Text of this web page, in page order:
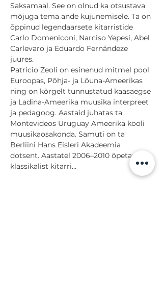
Saksamaal. See on olnud ka otsustava
mõjuga tema ande kujunemisele. Ta on
õppinud legendaarsete kitarristide
Carlo Domeniconi, Narciso Yepesi, Abel
Carlevaro ja Eduardo Fernándeze
juures.
Patricio Zeoli on esinenud mitmel pool
Euroopas, Põhja- ja Lõuna-Ameerikas
ning on kõrgelt tunnustatud kaasaegse
ja Ladina-Ameerika muusika interpreet
ja pedagoog. Aastaid juhatas ta
Montevideos Uruguay Ameerika kooli
muusikaosakonda. Samuti on ta
Berliini Hans Eisleri Akadeemia
dotsent. Aastatel 2006–2010 õpetas ta
klassikalist kitarri…